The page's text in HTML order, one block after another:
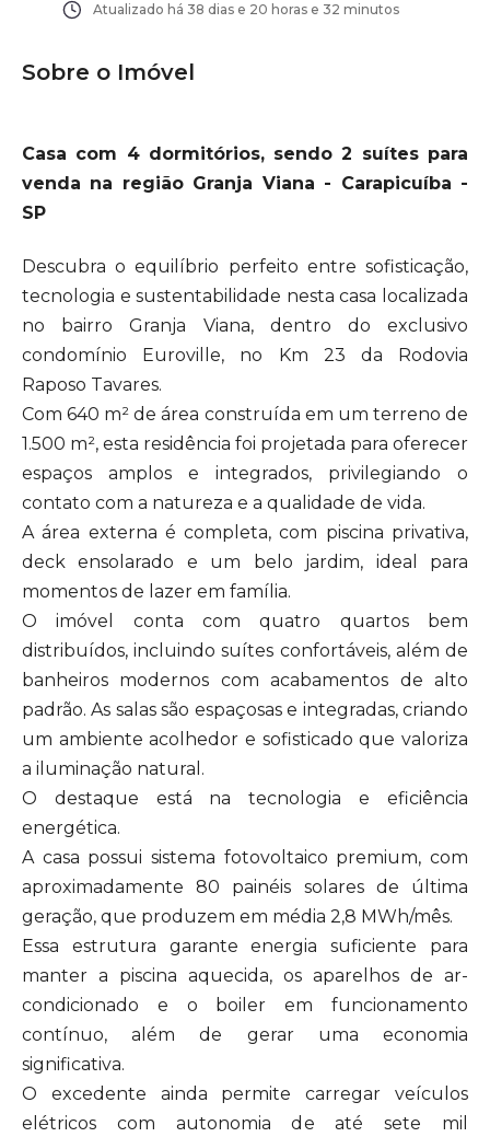
Atualizado há 38 dias e 20 horas e 32 minutos
Sobre o Imóvel
Casa com 4 dormitórios, sendo 2 suítes para
venda na região Granja Viana - Carapicuíba -
SP
Descubra o equilíbrio perfeito entre sofisticação,
tecnologia e sustentabilidade nesta casa localizada
no bairro Granja Viana, dentro do exclusivo
condomínio Euroville, no Km 23 da Rodovia
Raposo Tavares.
Com 640 m² de área construída em um terreno de
1.500 m², esta residência foi projetada para oferecer
espaços amplos e integrados, privilegiando o
contato com a natureza e a qualidade de vida.
A área externa é completa, com piscina privativa,
deck ensolarado e um belo jardim, ideal para
momentos de lazer em família.
O imóvel conta com quatro quartos bem
distribuídos, incluindo suítes confortáveis, além de
banheiros modernos com acabamentos de alto
padrão. As salas são espaçosas e integradas, criando
um ambiente acolhedor e sofisticado que valoriza
a iluminação natural.
O destaque está na tecnologia e eficiência
energética.
A casa possui sistema fotovoltaico premium, com
aproximadamente 80 painéis solares de última
geração, que produzem em média 2,8 MWh/mês.
Essa estrutura garante energia suficiente para
manter a piscina aquecida, os aparelhos de ar-
condicionado e o boiler em funcionamento
contínuo, além de gerar uma economia
significativa.
O excedente ainda permite carregar veículos
elétricos com autonomia de até sete mil